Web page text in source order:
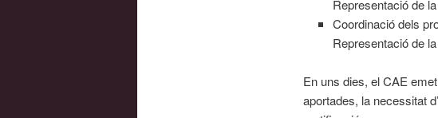
Representació de
Coordinació dels
Representació de
En uns dies, el CAE
aportades, la necessitat